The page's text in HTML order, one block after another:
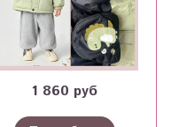
1 860 руб